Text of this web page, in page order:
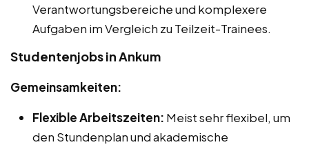
Verantwortungsbereiche und komplexere
Aufgaben im Vergleich zu Teilzeit-Trainees.
Studentenjobs in Ankum
Gemeinsamkeiten:
Flexible Arbeitszeiten: Meist sehr flexibel, um
den Stundenplan und akademische